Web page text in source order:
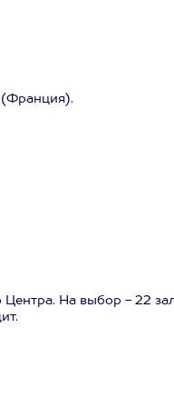
(Франция).
На выбор - 22